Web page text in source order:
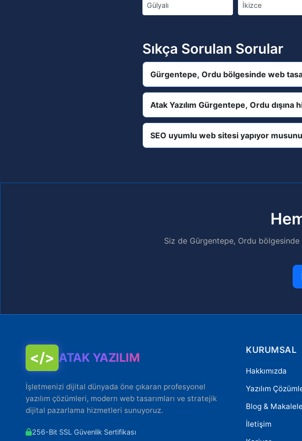
Gülyalı İkizce
Sıkça Sorulan Sorular
Gürgentepe, Ordu bölgesinde web
Atak Yazılım Gürgentepe, Ordu
SEO uyumlu web sitesi yapıyor
Siz de Gürgentepe, Ordu
</> ATAK YAZILIM
İşletmenizi dijital dünyada öne çıkaran profesyonel
yazılım çözümleri, modern web tasarımları ve stratejik
dijital pazarlama hizmetleri sunuyoruz.
256-Bit SSL Güvenlik Sertifikası
KURUMSAL
Hakkımızda
Yazılım
Blog &
İletişim